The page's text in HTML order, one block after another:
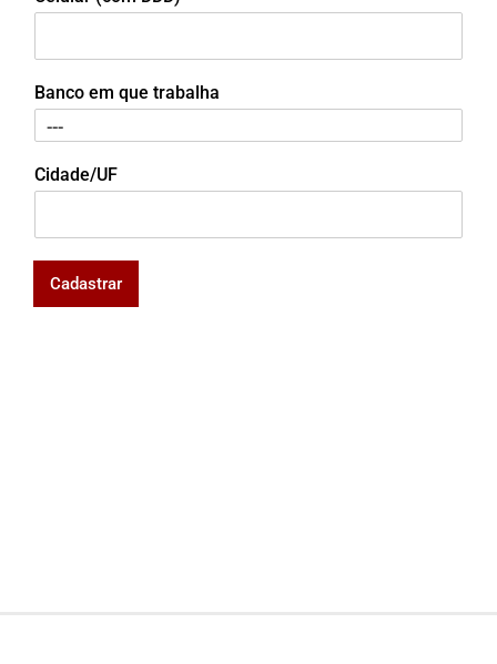
Banco em que trabalha
Cidade/UF
Cadastrar